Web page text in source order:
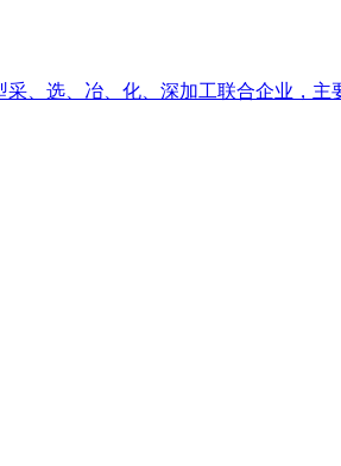
、选、冶、化、深加工联合企业，